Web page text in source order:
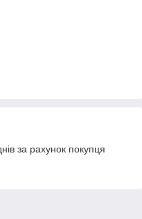
за рахунок покупця